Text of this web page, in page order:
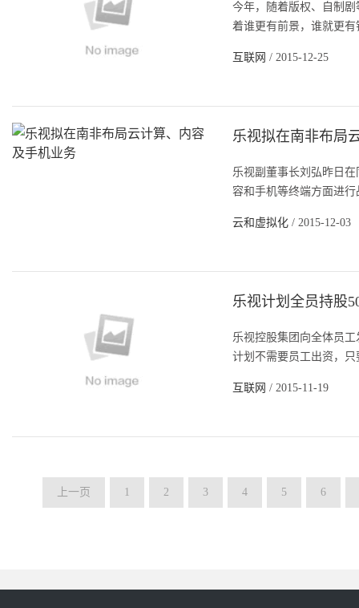
今年，随着版权、自制
着谁更有前景，谁就更有
互联网 / 2015-12-25
乐视拟在南非布局
乐视副董事长刘弘昨日
容和手机等终端方面进
云和虚拟化 / 2015-12-03
乐视计划全员持股
乐视控股集团向全体员
计划不需要员工出资，
互联网 / 2015-11-19
上一页 1 2 3 4 5 6